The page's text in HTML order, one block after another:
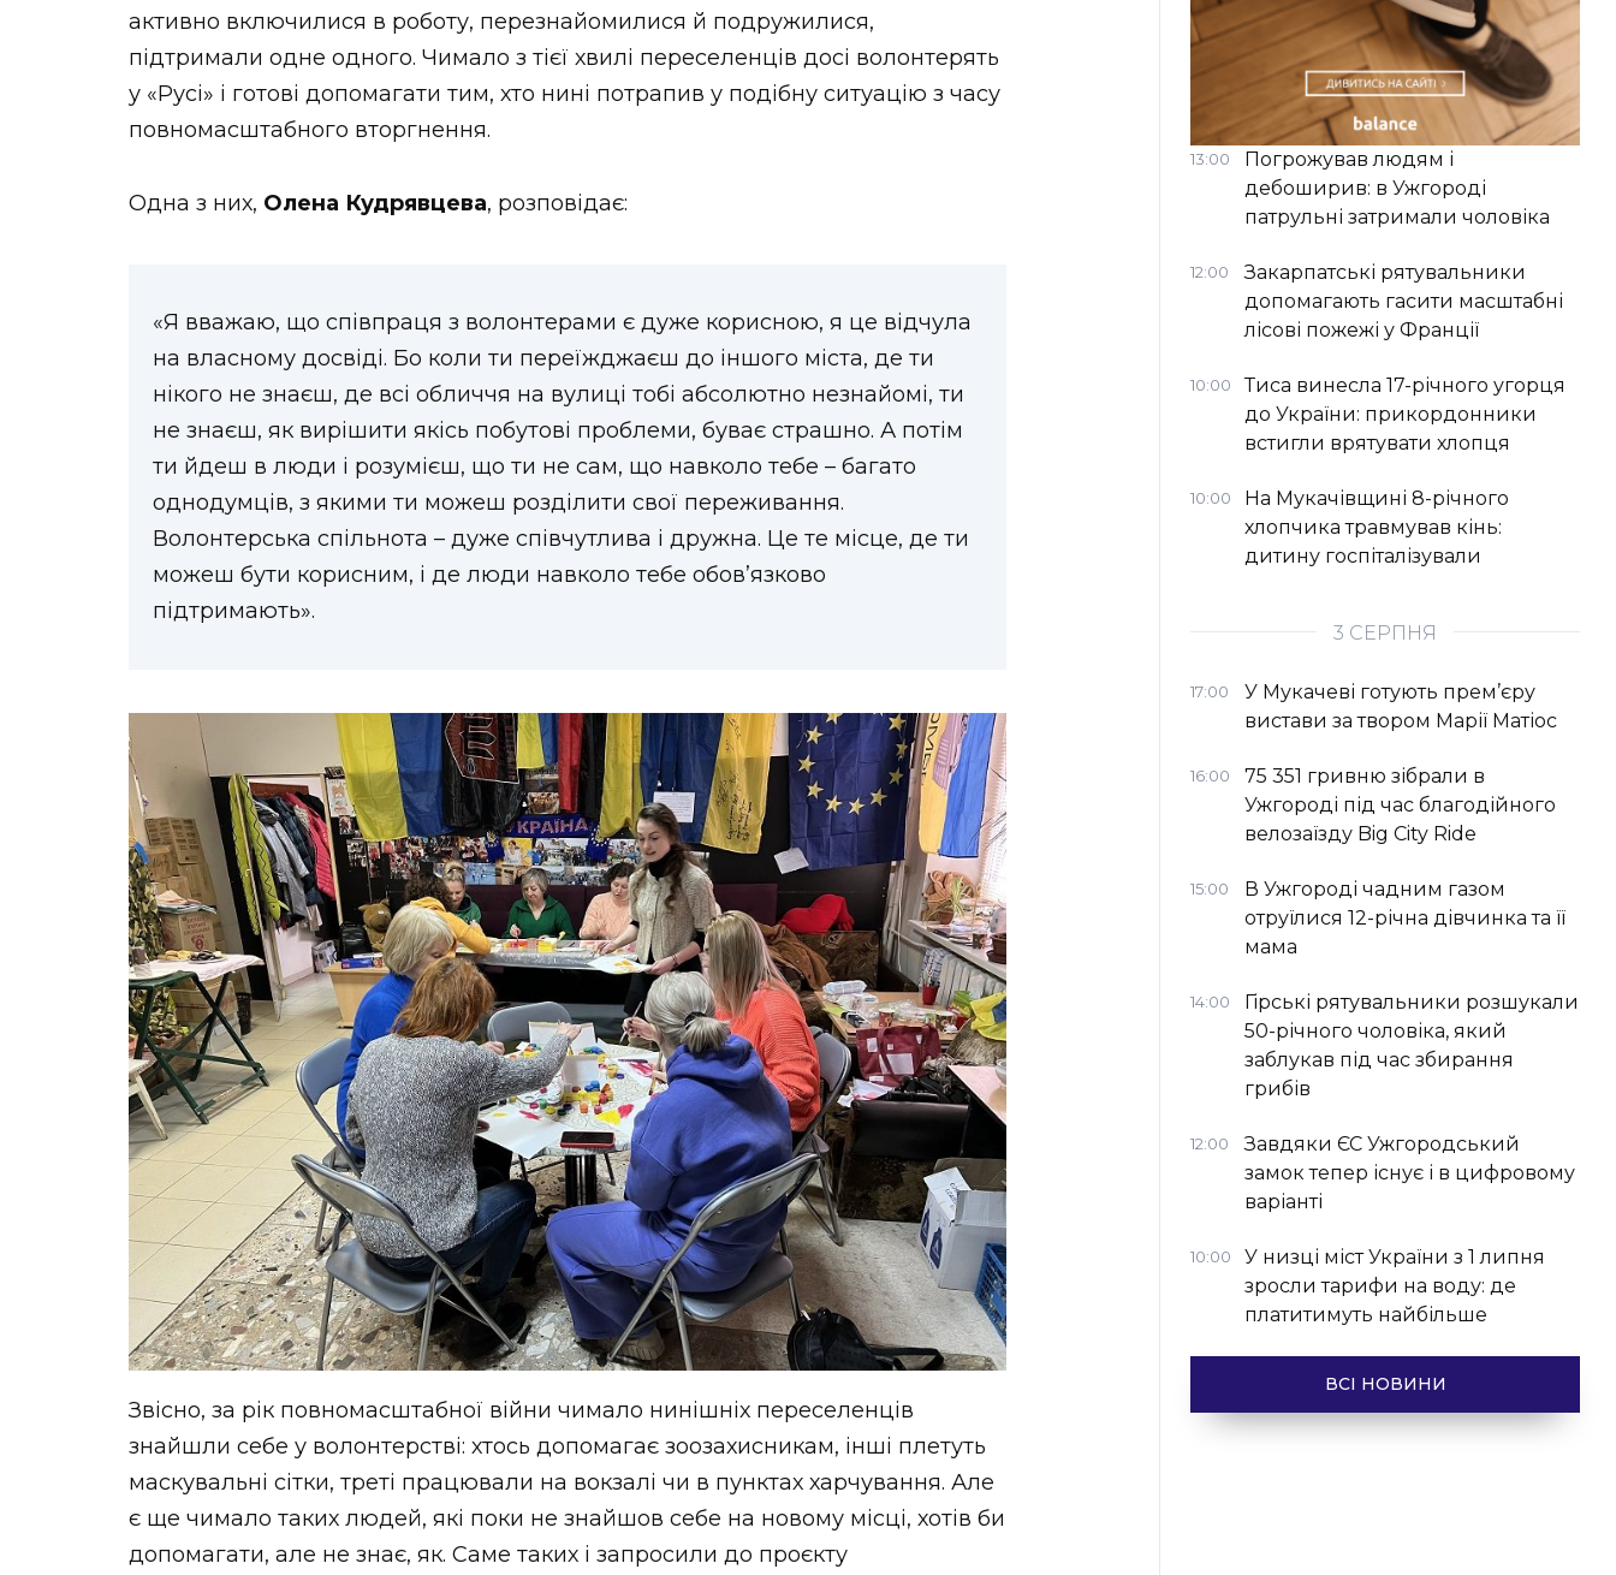
активно включилися в роботу, перезнайомилися й подружилися,
підтримали одне одного. Чимало з тієї хвилі переселенців досі волонтерять
у «Русі» і готові допомагати тим, хто нині потрапив у подібну ситуацію з часу
повномасштабного вторгнення.
Одна з них, Олена Кудрявцева, розповідає:
«Я вважаю, що співпраця з волонтерами є дуже корисною, я це відчула
на власному досвіді. Бо коли ти переїжджаєш до іншого міста, де ти
нікого не знаєш, де всі обличчя на вулиці тобі абсолютно незнайомі, ти
не знаєш, як вирішити якісь побутові проблеми, буває страшно. А потім
ти йдеш в люди і розумієш, що ти не сам, що навколо тебе – багато
однодумців, з якими ти можеш розділити свої переживання.
Волонтерська спільнота – дуже співчутлива і дружна. Це те місце, де ти
можеш бути корисним, і де люди навколо тебе обов’язково
підтримають».
Звісно, за рік повномасштабної війни чимало нинішніх переселенців
знайшли себе у волонтерстві: хтось допомагає зоозахисникам, інші плетуть
маскувальні сітки, треті працювали на вокзалі чи в пунктах харчування. Але
є ще чимало таких людей, які поки не знайшов себе на новому місці, хотів би
допомагати, але не знає, як. Саме таких і запросили до проєкту
13:00
Погрожував людям і
дебоширив: в Ужгороді
патрульні затримали чоловіка
12:00
Закарпатські рятувальники
допомагають гасити масштабні
лісові пожежі у Франції
10:00
Тиса винесла 17-річного угорця
до України: прикордонники
встигли врятувати хлопця
10:00
На Мукачівщині 8-річного
хлопчика травмував кінь:
дитину госпіталізували
3 СЕРПНЯ
17:00
У Мукачеві готують прем’єру
вистави за твором Марії Матіос
16:00
75 351 гривню зібрали в
Ужгороді під час благодійного
велозаїзду Big Сity Ride
15:00
В Ужгороді чадним газом
отруїлися 12-річна дівчинка та її
мама
14:00
Гірські рятувальники розшукали
50-річного чоловіка, який
заблукав під час збирання
грибів
12:00
Завдяки ЄС Ужгородський
замок тепер існує і в цифровому
варіанті
10:00
У низці міст України з 1 липня
зросли тарифи на воду: де
платитимуть найбільше
ВСІ НОВИНИ